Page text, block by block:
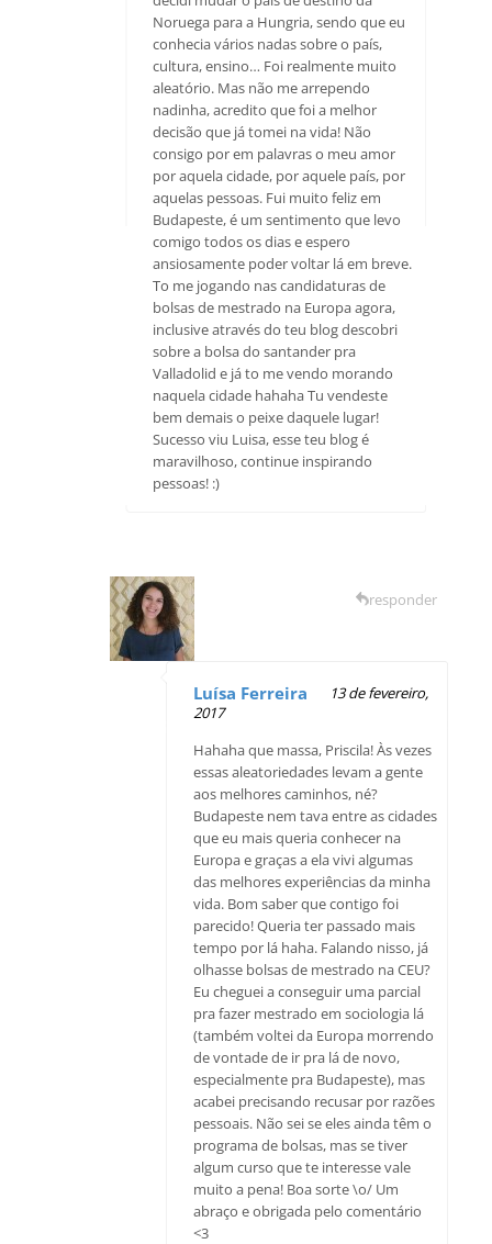
Noruega para a Hungria, sendo que eu
conhecia vários nadas sobre o país,
cultura, ensino… Foi realmente muito
aleatório. Mas não me arrependo
nadinha, acredito que foi a melhor
decisão que já tomei na vida! Não
consigo por em palavras o meu amor
por aquela cidade, por aquele país, por
aquelas pessoas. Fui muito feliz em
Budapeste, é um sentimento que levo
comigo todos os dias e espero
ansiosamente poder voltar lá em breve.
To me jogando nas candidaturas de
bolsas de mestrado na Europa agora,
inclusive através do teu blog descobri
sobre a bolsa do santander pra
Valladolid e já to me vendo morando
naquela cidade hahaha Tu vendeste
bem demais o peixe daquele lugar!
Sucesso viu Luisa, esse teu blog é
maravilhoso, continue inspirando
pessoas! :)
Luísa Ferreira
13 de fevereiro,
2017
Hahaha que massa, Priscila! Às vezes
essas aleatoriedades levam a gente
aos melhores caminhos, né?
Budapeste nem tava entre as cidades
que eu mais queria conhecer na
Europa e graças a ela vivi algumas
das melhores experiências da minha
vida. Bom saber que contigo foi
parecido! Queria ter passado mais
tempo por lá haha. Falando nisso, já
olhasse bolsas de mestrado na CEU?
Eu cheguei a conseguir uma parcial
pra fazer mestrado em sociologia lá
(também voltei da Europa morrendo
de vontade de ir pra lá de novo,
especialmente pra Budapeste), mas
acabei precisando recusar por razões
pessoais. Não sei se eles ainda têm o
programa de bolsas, mas se tiver
algum curso que te interesse vale
muito a pena! Boa sorte \o/ Um
abraço e obrigada pelo comentário
<3
responder